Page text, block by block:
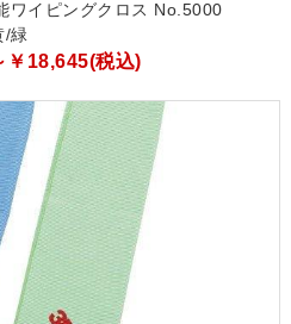
ワイピングクロス No.5000
/緑
￥18,645(税込)